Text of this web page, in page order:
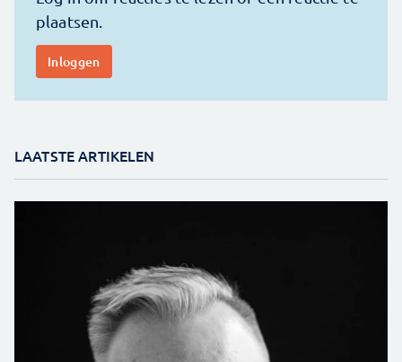
LAATSTE ARTIKELEN